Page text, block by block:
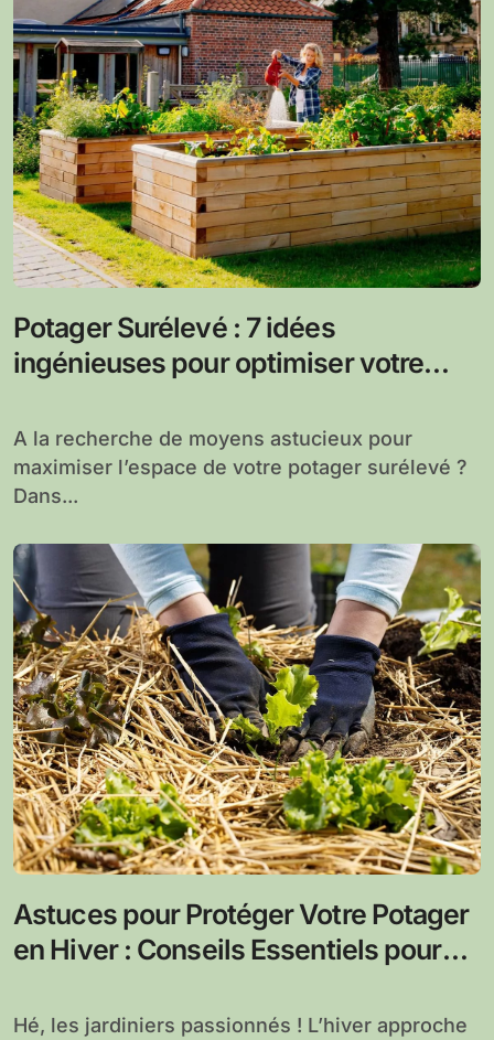
Potager Surélevé : 7 idées
ingénieuses pour optimiser votre
A la recherche de moyens astucieux pour
maximiser l’espace de votre potager surélevé ?
Dans...
Astuces pour Protéger Votre Potager
en Hiver : Conseils Essentiels pour
Hé, les jardiniers passionnés ! L’hiver approche